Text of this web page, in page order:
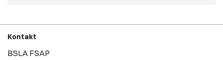
Kontakt
BSLA FSAP